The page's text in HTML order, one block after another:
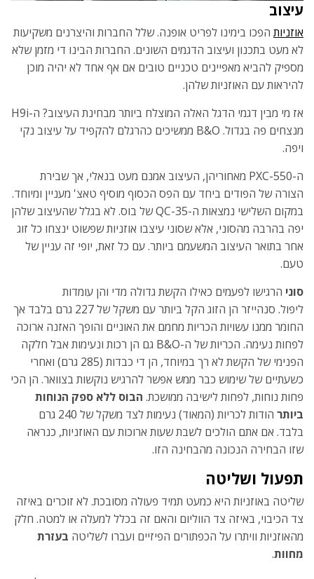
עיצוב
אוזניות הפכו בימינו לפריט אופנה. שלל החברות והיצרנים משקיעות
לא מעט בתכנון ועיצוב הדגמים השונים. החברות הבינו די מזמן שלא
מספיק להביא מאפיינים טכניים טובים אם אף אחד לא יהיה מוכן
להיראות עם האוזניות שלהן.
אז מי מבין דגמי הדגל האלה המוצלח ביותר מבחינת העיצוב? ה-H9i
מנצחים פה בגדול. B&O ממשיכים כהרגלם להקפיד על עיצוב נקי
ויפה.
ה-PXC-550 מאחוריהן, העיצוב אמנם מעט בנאלי, אך שבירת
הצורה של הפודים ביחד עם הפס הכסוף מוסיף טאצ' מעניין ומיוחד.
במקום השלישי נמצאות ה-QC-35 של בוס. לא בגלל שהעיצוב שלהן
יפה בהרבה מהסוני, אלא שסוני עיצבו אוזניות שפשוט ינצחו כל זוג
אחר בתואר העיצוב המשעמם ביותר. עם כל זאת, יופי זה עניין של
טעם.
סוני הרגישו לפעמים כאילו הקשת גדולה מדי והן עומדות
ליפול. סנהייזר הן הזוג הקל ביותר עם משקל של 227 גרם בלבד אך
החומר ממנו עשויות הכריות מחמם את האוניים והופך האזנה ארוכה
לפחות נעימה. הכריות של ה-B&O גם הן רכות ונעימות אבל חלקה
הפנימי של הקשת לא רך במיוחד, הן די כבדות (285 גרם) ואחרי
כשעתיים של שימוש כבר ממש אפשר להרגיש נוקשות בצוואר. הן הכי
פחות נוחות, לפחות לישיבה ממושכת. הבוס ללא ספק הנוחות
ביותר
הודות לכריות (המאוד) נעימות לצד משקל של 240 גרם
בלבד. אם אתם הולכים לשבת שעות ארוכות עם האוזניות, כנראה
שזו הבחירה הנכונה מהבחינה הזו.
תפעול ושליטה
שליטה באוזניות היא כמעט תמיד פעולה מסובכת. לא זוכרים באיזה
צד הכיבוי, באיזה צד הווליום והאם זה בכלל למעלה או למטה. חלק
מהאוזניות וויתרו על הכפתורים הפיזיים ועברו לשליטה בעזרת
מחוות.